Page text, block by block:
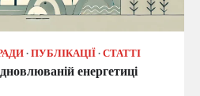
ПУБЛІКАЦІЇ СТАТТІ
енергетиці